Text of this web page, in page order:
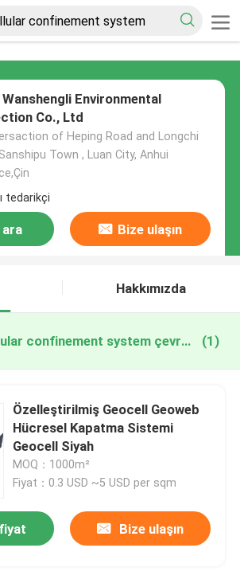
Wanshengli Environmental
Co., Ltd
of Heping Road and Longchi
Town , Luan City, Anhui
tedarikçi
Bize ulaşın
Hakkımızda
geoweb cellular confinement system çevrimiçi üretim (1)
Özelleştirilmiş Geocell Geoweb
Hücresel Kapatma Sistemi
Geocell Siyah
MOQ：1000m²
Fiyat：0.3 USD ~5 USD per sqm
Bize ulaşın